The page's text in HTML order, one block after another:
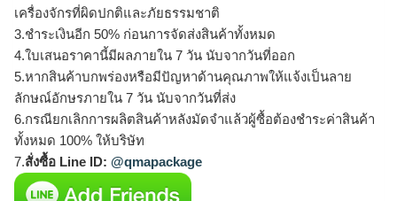
เครื่องจักรที่ผิดปกติและภัยธรรมชาติ
3.ชำระเงินอีก 50% ก่อนการจัดส่งสินค้าทั้งหมด
4.ใบเสนอราคานี้มีผลภายใน 7 วัน นับจากวันที่ออก
5.หากสินค้าบกพร่องหรือมีปัญหาด้านคุณภาพให้แจ้งเป็นลาย
ลักษณ์อักษรภายใน 7 วัน นับจากวันที่ส่ง
6.กรณียกเลิกการผลิตสินค้าหลังมัดจำแล้วผู้ซื้อต้องชำระค่าสินค้า
ทั้งหมด 100% ให้บริษัท
7.สั่งซื้อ Line ID: @qmapackage